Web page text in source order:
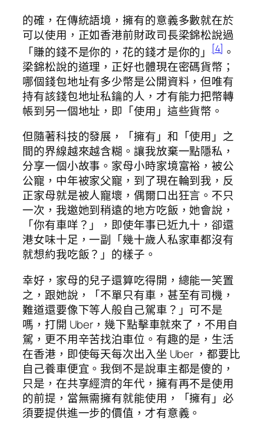
的確，在傳統語境，擁有的意義多數就在於
可以使用，正如香港前財政司長梁錦松說過
「賺的錢不是你的，花的錢才是你的」[4] 。
梁錦松說的道理，正好也體現在密碼貨幣；
哪個錢包地址有多少幣是公開資料，但唯有
持有該錢包地址私鑰的人，才有能力把幣轉
帳到另一個地址，即「使用」這些貨幣。
但隨著科技的發展，「擁有」和「使用」之
間的界線越來越含糊。讓我放棄一點隱私，
分享一個小故事。家母小時家境富裕，被公
公寵，中年被家父寵，到了現在輪到我，反
正家母就是被人寵壞，偶爾口出狂言。不只
一次，我邀她到稍遠的地方吃飯，她會說，
「你有車咩？」，即使年事已近九十，卻還
港女味十足，一副「幾十歲人私家車都沒有
就想約我吃飯？」的樣子。
幸好，家母的兒子還算吃得開，總能一笑置
之，跟她說，「不單只有車，甚至有司機，
難道還要像下等人般自己駕車？」可不是
嗎，打開 Uber，幾下點擊車就來了，不用自
駕，更不用辛苦找泊車位。有趣的是，生活
在香港，即使每天每次出入坐 Uber ，都要比
自己養車便宜。我倒不是說車主都是傻的，
只是，在共享經濟的年代，擁有再不是使用
的前提，當無需擁有就能使用，「擁有」必
須要提供進一步的價值，才有意義。